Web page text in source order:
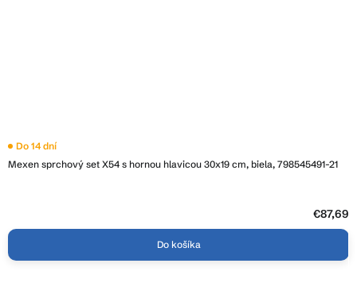
Mexen sprchový set X54 s hornou hlavicou 30x19 cm, biela, 798545491-21
Do 14 dní
€87,69
Do košíka